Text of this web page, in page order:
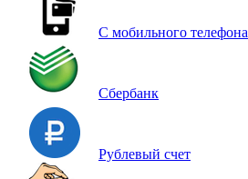
С мобильного телефона
Сбербанк
Рублевый счет